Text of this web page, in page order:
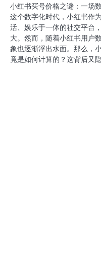
小红书买号价格之谜：一场
这个数字化时代，小红书作
活、娱乐于一体的社交平台
大。然而，随着小红书用户
象也逐渐浮出水面。那么，
竟是如何计算的？这背后又